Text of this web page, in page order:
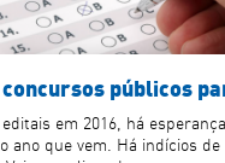
públicos
em 2016, há
ano que vem. Há indícios